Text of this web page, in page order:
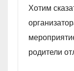
Хотим
родители